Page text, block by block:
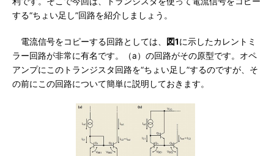
する“ちょい足し”回路を紹介しましょう。
電流信号をコピーする回路としては、 図1に示したカレントミ
ラー回路が非常に有名です。（a）の回路がその原型です。オペ
アンプにこのトランジスタ回路を“ちょい足し”するのですが、そ
の前にこの回路について簡単に説明しておきます。